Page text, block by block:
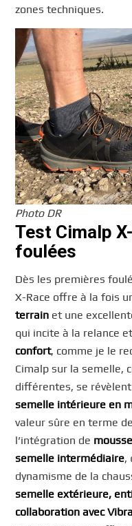
zones techniques.
Photo DR
Test Cimalp
foulées
Dès les premières
X-Race offre à la fois
terrain et une
qui incite à la relance
confort, comme je le
Cimalp sur la semelle,
différentes, se
semelle intérieure en
valeur sûre en terme
l’intégration de
semelle intermédiaire,
dynamisme de la
semelle extérieure,
collaboration avec